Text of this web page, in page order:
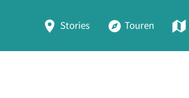
Stories Touren